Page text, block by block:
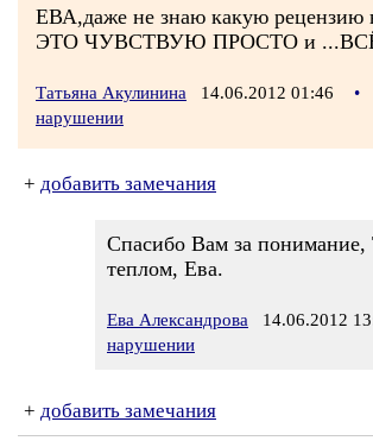
ЕВА,даже не знаю какую рецензию
ЭТО ЧУВСТВУЮ ПРОСТО и
Татьяна Акулинина 14.06.2012 01:46 •
нарушении
+ добавить замечания
Спасибо Вам за
теплом, Ева.
Ева Александрова 14.06.2012
нарушении
+ добавить замечания